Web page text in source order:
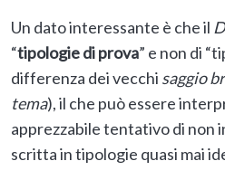
Un dato interessante è che il
“tipologie di prova” e non di
differenza dei vecchi saggio
tema), il che può essere
apprezzabile tentativo di non
scritta in tipologie quasi mai